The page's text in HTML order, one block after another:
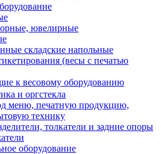
ювелирные
складские напольные
(весы с печатью
к весовому оборудованию
и оргстекла
меню, печатную продукцию,
технику
толкатели и задние опоры
оборудование